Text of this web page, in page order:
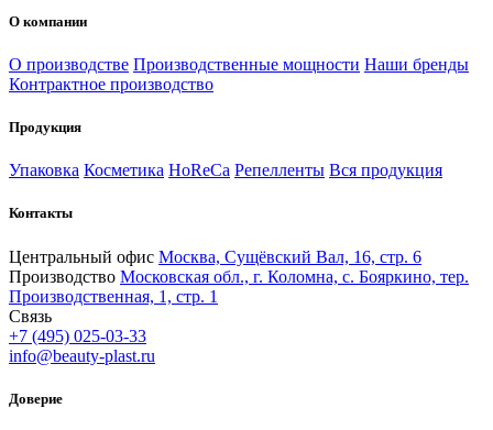
О компании
О производстве Производственные мощности Наши бренды
Контрактное производство
Продукция
Упаковка Косметика HoReCa Репелленты Вся продукция
Контакты
Центральный офис Москва, Сущёвский Вал, 16, стр. 6
Производство Московская обл., г. Коломна, с. Бояркино, тер.
Производственная, 1, стр. 1
Связь
+7 (495) 025-03-33
info@beauty-plast.ru
Доверие